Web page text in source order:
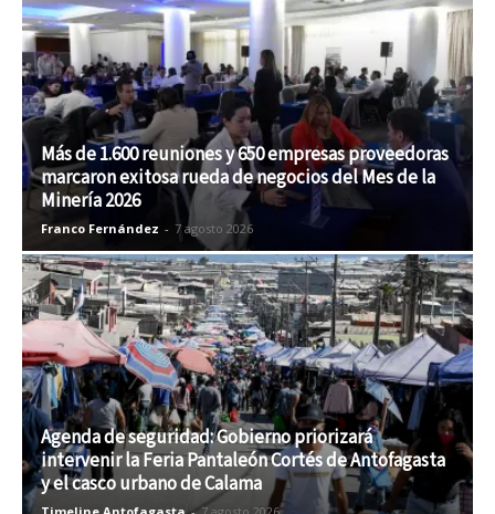
Más de 1.600 reuniones y 650 empresas proveedoras
marcaron exitosa rueda de negocios del Mes de la
Minería 2026
Franco Fernández - 7 agosto 2026
Agenda de seguridad: Gobierno priorizará
intervenir la Feria Pantaleón Cortés de Antofagasta
y el casco urbano de Calama